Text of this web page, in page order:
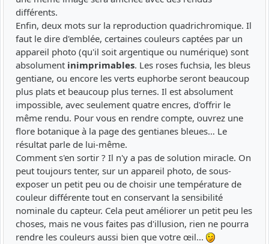
différents.
Enfin, deux mots sur la reproduction quadrichromique. Il
faut le dire d'emblée, certaines couleurs captées par un
appareil photo (qu'il soit argentique ou numérique) sont
absolument inimprimables. Les roses fuchsia, les bleus
gentiane, ou encore les verts euphorbe seront beaucoup
plus plats et beaucoup plus ternes. Il est absolument
impossible, avec seulement quatre encres, d'offrir le
même rendu. Pour vous en rendre compte, ouvrez une
flore botanique à la page des gentianes bleues… Le
résultat parle de lui-même.
Comment s'en sortir ? Il n'y a pas de solution miracle. On
peut toujours tenter, sur un appareil photo, de sous-
exposer un petit peu ou de choisir une température de
couleur différente tout en conservant la sensibilité
nominale du capteur. Cela peut améliorer un petit peu les
choses, mais ne vous faites pas d'illusion, rien ne pourra
rendre les couleurs aussi bien que votre œil...